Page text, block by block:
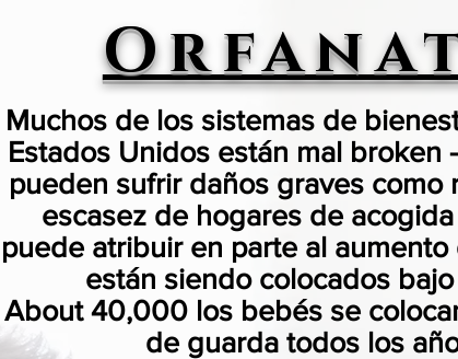
Muchos de los sistemas de
Estados Unidos están mal broken
pueden sufrir daños graves como
escasez de hogares de
puede atribuir en parte al
están siendo colocados
About 40,000 los bebés se
de guarda todos los